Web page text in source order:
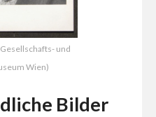
und
Wien)
Bilder